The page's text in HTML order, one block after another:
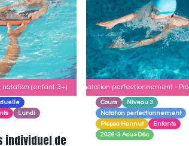
(enfant 3+)
Lundi
individuel de
Cours de natation perfectionnement -
Cours
Niveau 3
Natation perfectionnement
Plopsa Hannut
Enfants
2026-3 Aou>Déc